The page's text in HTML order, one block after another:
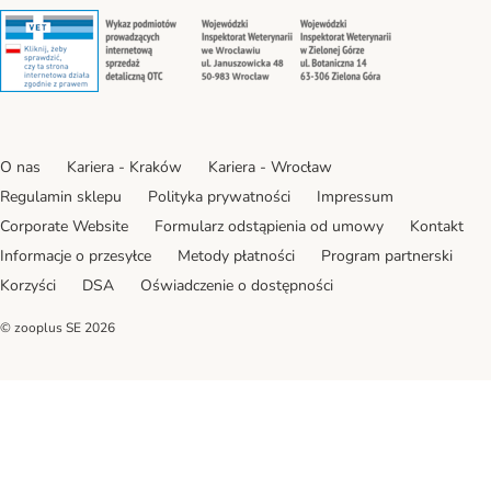
Security Security Security
O nas Kariera - Kraków
Kariera - Wrocław
Regulamin sklepu
Polityka prywatności
Impressum
Corporate Website
Formularz odstąpienia od umowy
Kontakt
Informacje o przesyłce
Metody płatności
Program partnerski
Korzyści
DSA Oświadczenie o dostępności
© zooplus SE 2026